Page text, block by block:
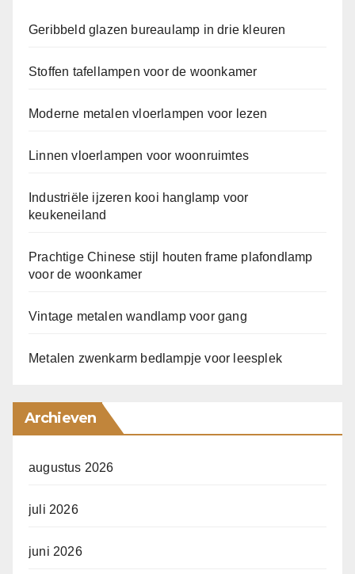
Geribbeld glazen bureaulamp in drie kleuren
Stoffen tafellampen voor de woonkamer
Moderne metalen vloerlampen voor lezen
Linnen vloerlampen voor woonruimtes
Industriële ijzeren kooi hanglamp voor
keukeneiland
Prachtige Chinese stijl houten frame plafondlamp
voor de woonkamer
Vintage metalen wandlamp voor gang
Metalen zwenkarm bedlampje voor leesplek
Archieven
augustus 2026
juli 2026
juni 2026